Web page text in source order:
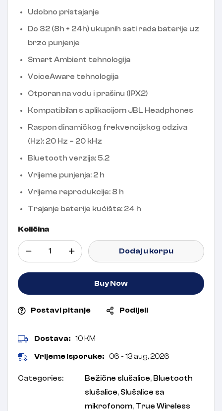
Udobno pristajanje
Do 32 (8h + 24h) ukupnih sati rada baterije uz
brzo punjenje
Smart Ambient tehnologija
VoiceAware tehnologija
Otporan na vodu i prašinu (IPX2)
Kompatibilan s aplikacijom JBL Headphones
Raspon dinamičkog frekvencijskog odziva
(Hz): 20 Hz – 20 kHz
Bluetooth verzija: 5.2
Vrijeme punjenja: 2 h
Vrijeme reprodukcije: 8 h
Trajanje baterije kućišta: 24 h
Količina
Dodaj u korpu
Buy Now
Postavi pitanje Podijeli
Dostava: 10 KM
Vrijeme isporuke: 06 - 13 aug, 2026
Categories: Bežične slušalice, Bluetooth
slušalice, Slušalice sa
mikrofonom, True Wireless